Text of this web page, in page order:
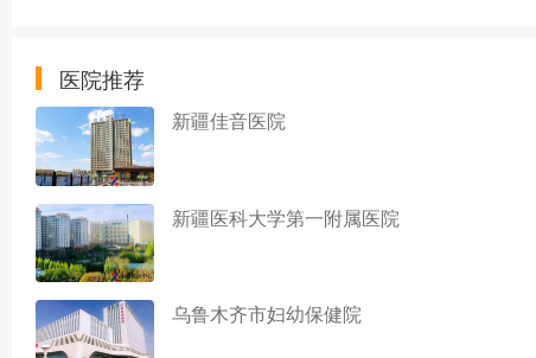
医院推荐
新疆佳音医院
新疆医科大学第一附属医院
乌鲁木齐市妇幼保健院